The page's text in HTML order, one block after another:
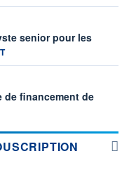
senior pour les
de financement de